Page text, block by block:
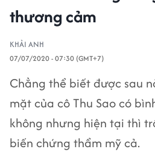
thương cảm
KHẢI ANH
07/07/2020 - 07:30 (GMT+7)
Chẳng thể biết được sau
mặt của cô Thu Sao có
không nhưng hiện tại thì
biến chứng thẩm mỹ cả.